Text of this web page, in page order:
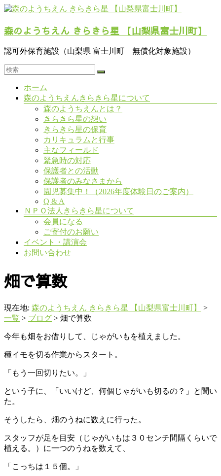
コ
テ
ツ
ス
森のようちえん きらきら星 【山梨県富士川町】
認可外保育施設（山梨県 富士川町 無償化対象施設）
ホーム
森のようちえんきらきら星について
森のようちえんとは？
きらきら星の想い
きらきら星の保育
カリキュラムと行事
主なフィールド
緊急時の対応
保護者との活動
保護者のみなさまから
園児募集中！（2026年度体験日のご案内）
Q & A
ＮＰＯ法人きらきら星について
会員になる
ご寄付のお願い
イベント・講演会
お問い合わせ
畑で算数
現在地: 森のようちえん きらきら星 【山梨県富士川町】
>
一覧 > ブログ > 畑で算数
今年も畑をお借りして、じゃがいもを植えました。
種イモを切る作業からスタート。
「もう一回切りたい。」
という子に、「いいけど、何個じゃがいも切るの？」と聞い
た。
そうしたら、畑のうねに数えに行った。
スタッフが足を目安（じゃがいもは３０センチ間隔くらいで
植える。）に一つのうねを数えて、
「こっちは１５個。」